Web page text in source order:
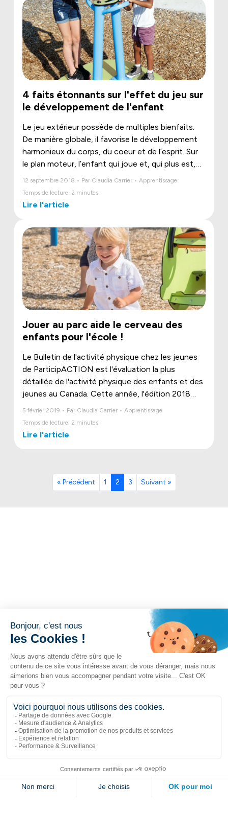
que l’enfant, en jouant, fait évoluer son propre
jeu.
4 faits étonnants sur l'effet du jeu sur
le développement de l'enfant
Le jeu extérieur possède de multiples bienfaits.
De manière globale, il favorise le développement
harmonieux du corps, du coeur et de l’esprit. Sur
le plan moteur, l’enfant qui joue et, qui plus est,
L’affectivité se trouve également au centre du
les plaisirs du plein air contribuent positivement
aux apprentissages et à la réussite scolaires.
12 septembre 2018 • Par Claudia Carrier • Apprentissage
Temps de lecture: 2 minutes
Lire l'article
Jouer au parc aide le cerveau des
enfants pour l'école !
Le Bulletin de l'activité physique chez les jeunes
de ParticipACTION est l'évaluation la plus
détaillée de l'activité physique des enfants et des
jeunes au Canada. Cette année, l'édition 2018
bienfaits de l’activité physique chez les enfants
5 février 2019 • Par Claudia Carrier • Apprentissage
Temps de lecture: 2 minutes
Lire l'article
« Précédent 1 2 3 Suivant »
Liens populaires
Nous joindre